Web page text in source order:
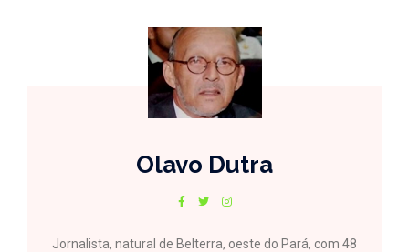
Olavo Dutra
Jornalista, natural de Belterra, oeste do Pará, com 48